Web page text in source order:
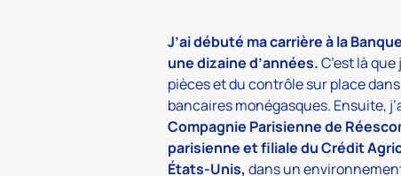
J’ai débuté ma carrière à la
une dizaine d’années.C’est là
pièces et du contrôle sur place
bancaires monégasques. Ensuite,
Compagnie Parisienne de
parisienne et filiale du Crédit
États-Unis, dans un